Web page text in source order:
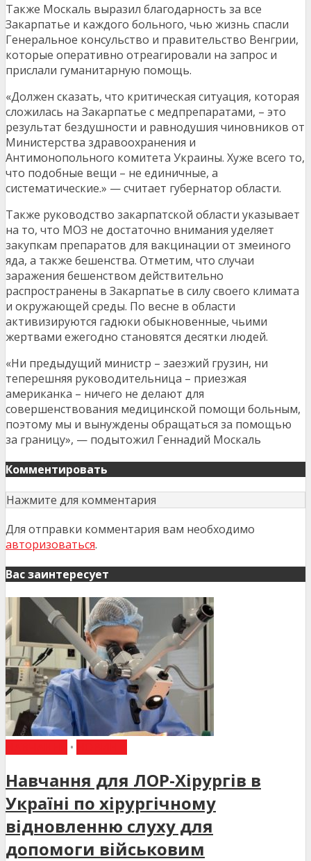
Также Москаль выразил благодарность за все
Закарпатье и каждого больного, чью жизнь спасли
Генеральное консульство и правительство Венгрии,
которые оперативно отреагировали на запрос и
прислали гуманитарную помощь.
«Должен сказать, что критическая ситуация, которая
сложилась на Закарпатье с медпрепаратами, – это
результат бездушности и равнодушия чиновников от
Министерства здравоохранения и
Антимонопольного комитета Украины. Хуже всего то,
что подобные вещи – не единичные, а
систематические.» — считает губернатор области.
Также руководство закарпатской области указывает
на то, что МОЗ не достаточно внимания уделяет
закупкам препаратов для вакцинации от змеиного
яда, а также бешенства. Отметим, что случаи
заражения бешенством действительно
распространены в Закарпатье в силу своего климата
и окружающей среды. По весне в области
активизируются гадюки обыкновенные, чьими
жертвами ежегодно становятся десятки людей.
«Ни предыдущий министр – заезжий грузин, ни
теперешняя руководительница – приезжая
американка – ничего не делают для
совершенствования медицинской помощи больным,
поэтому мы и вынуждены обращаться за помощью
за границу», — подытожил Геннадий Москаль
Комментировать
Нажмите для комментария
Для отправки комментария вам необходимо
авторизоваться.
Вас заинтересует
•
Навчання для ЛОР-Хірургів в
Україні по хірургічному
відновленню слуху для
допомоги військовим